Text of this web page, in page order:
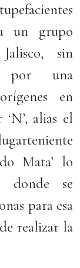
un grupo
sin
por una
en
alias el
Mata’ lo
donde se
para esa
realizar la